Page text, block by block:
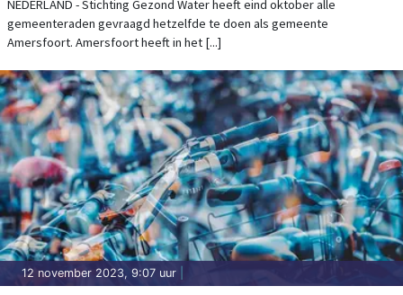
LOOD
NEDERLAND - Stichting Gezond Water heeft eind oktober alle
gemeenteraden gevraagd hetzelfde te doen als gemeente
Amersfoort. Amersfoort heeft in het [...]
12 november 2023, 9:07 uur